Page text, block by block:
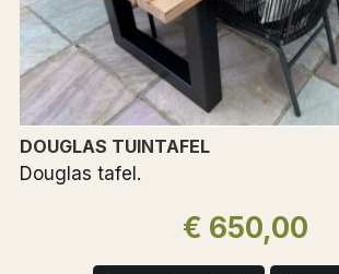
DOUGLAS TUINTAFEL
Douglas tafel.
€ 650,00